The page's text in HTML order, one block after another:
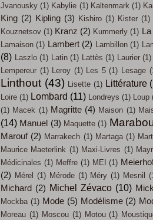
Jvanousky (1) Kabylie (1) Kaltenmark (1)
King (2) Kipling (3) Kishiro (1) Kister (1)
Kouznetsov (1) Kranz (2) Kummerly (1)
Lamaison (1) Lambert (2) Lambillon (1)
(8) Laszlo (1) Latin (1) Lattès (1) Laurier (1)
Lempereur (1) Leroy (1) Les 5 (1) Lesage
Linthout (43) Lisette (1) Littérature
Loire (1) Lombard (11) Londreys (1) Loup
(1) Macek (1) Magritte (4) Maison (1)
(14) Manuel (3) Maquette (1)
Marouf (2) Marrakech (1) Martaga (1)
Maurice Maeterlink (1) Maxi-Livres (1)
Médicinales (1) Meffre (1) MEI (1)
(2) Mérel (1) Mérode (1) Méry (1) Mesnil
Michard (2) Michel Zévaco (10)
Mockba (1) Mode (5) Modélisme (2)
Moreau (1) Moscou (1) Motou (1)